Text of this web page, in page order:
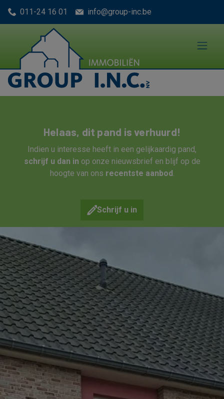
Menu overslaan en naar de inhoud gaan
011-24 16 01 info@group-inc.be
Helaas, dit pand is verhuurd!
Indien u interesse heeft in een gelijkaardig pand,
schrijf u dan in op onze nieuwsbrief en blijf op de
hoogte van ons recentste aanbod.
Schrijf u in